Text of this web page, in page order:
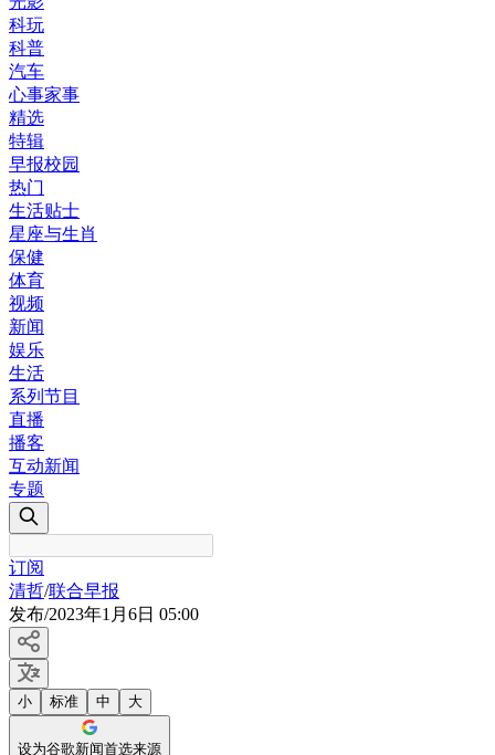
科玩
科普
汽车
心事家事
精选
特辑
早报校园
热门
生活贴士
星座与生肖
保健
体育
视频
新闻
娱乐
生活
系列节目
直播
播客
互动新闻
专题
订阅
清哲/联合早报
发布/2023年1月6日 05:00
小 标准 中 大
设为谷歌新闻首选来源